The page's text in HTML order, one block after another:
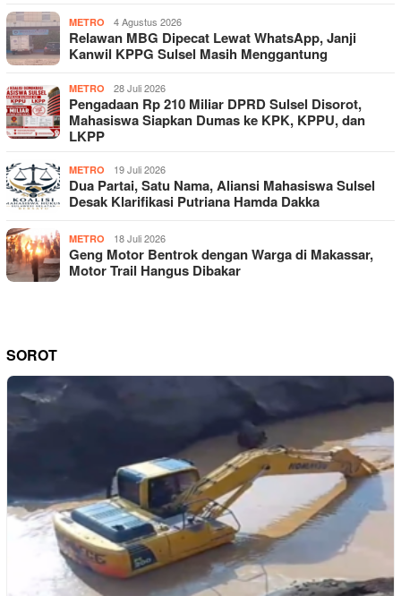
METRO 4 Agustus 2026
Relawan MBG Dipecat Lewat WhatsApp, Janji
Kanwil KPPG Sulsel Masih Menggantung
METRO 28 Juli 2026
Pengadaan Rp 210 Miliar DPRD Sulsel Disorot,
Mahasiswa Siapkan Dumas ke KPK, KPPU, dan
LKPP
METRO 19 Juli 2026
Dua Partai, Satu Nama, Aliansi Mahasiswa Sulsel
Desak Klarifikasi Putriana Hamda Dakka
METRO 18 Juli 2026
Geng Motor Bentrok dengan Warga di Makassar,
Motor Trail Hangus Dibakar
SOROT